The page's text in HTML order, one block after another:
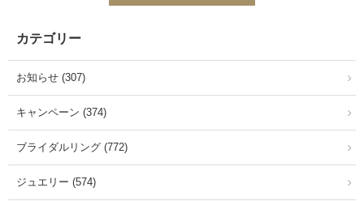
カテゴリー
お知らせ (307)
キャンペーン (374)
ブライダルリング (772)
ジュエリー (574)